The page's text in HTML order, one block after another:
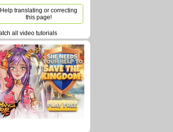
Help translating or correcting
this page!
all video tutorials